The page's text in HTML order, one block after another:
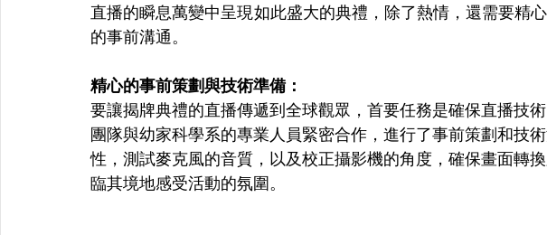
直播的瞬息萬變中呈現如此盛大的典禮，除了熱情，還需要精
的事前溝通。
精心的事前策劃與技術準備：
要讓揭牌典禮的直播傳遞到全球觀眾，首要任務是確保直播技
團隊與幼家科學系的專業人員緊密合作，進行了事前策劃和技
性，測試麥克風的音質，以及校正攝影機的角度，確保畫面轉
臨其境地感受活動的氛圍。